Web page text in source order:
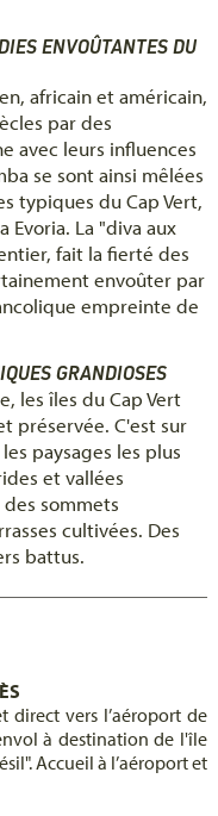
ENVOÛTANTES DU
africain et américain,
par des
avec leurs influences
se sont ainsi mêlées
typiques du Cap Vert,
Evoria. La "diva aux
fait la fierté des
envoûter par
empreinte de
GRANDIOSES
les îles du Cap Vert
préservée. C'est sur
paysages les plus
et vallées
sommets
cultivées. Des
battus.
direct vers l’aéroport de
à destination de l'île
Accueil à l’aéroport et